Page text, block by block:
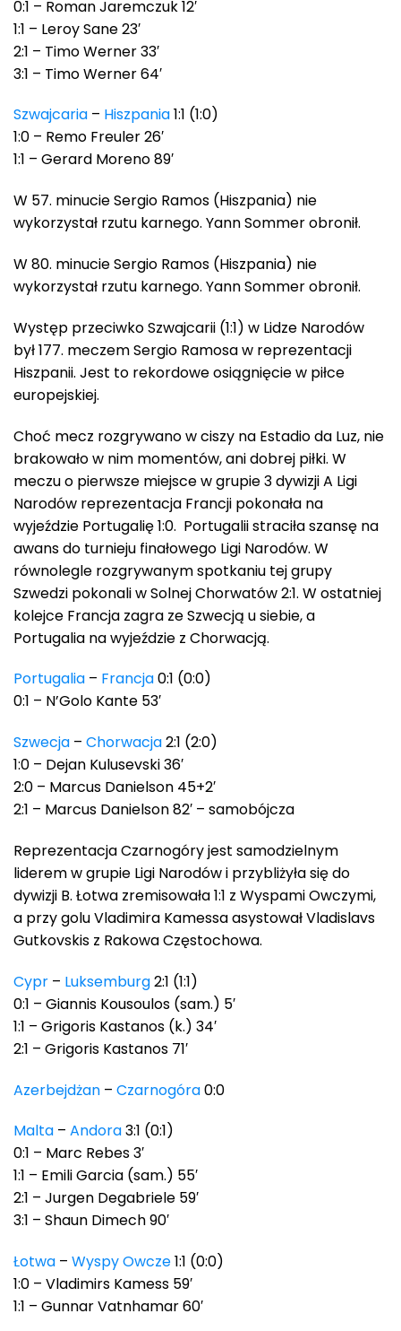
0:1 – Roman Jaremczuk 12′
1:1 – Leroy Sane 23′
2:1 – Timo Werner 33′
3:1 – Timo Werner 64′
Szwajcaria – Hiszpania1:1 (1:0)
1:0 – Remo Freuler 26′
1:1 – Gerard Moreno 89′
W 57. minucie Sergio Ramos (Hiszpania) nie
wykorzystał rzutu karnego. Yann Sommer obronił.
W 80. minucie Sergio Ramos (Hiszpania) nie
wykorzystał rzutu karnego. Yann Sommer obronił.
Występ przeciwko Szwajcarii (1:1) w Lidze Narodów
był 177. meczem Sergio Ramosa w reprezentacji
Hiszpanii. Jest to rekordowe osiągnięcie w piłce
europejskiej.
Choć mecz rozgrywano w ciszy na Estadio da Luz, nie
brakowało w nim momentów, ani dobrej piłki. W
meczu o pierwsze miejsce w grupie 3 dywizji A Ligi
Narodów reprezentacja Francji pokonała na
wyjeździe Portugalię 1:0. Portugalii straciła szansę na
awans do turnieju finałowego Ligi Narodów. W
równolegle rozgrywanym spotkaniu tej grupy
Szwedzi pokonali w Solnej Chorwatów 2:1. W ostatniej
kolejce Francja zagra ze Szwecją u siebie, a
Portugalia na wyjeździe z Chorwacją.
Portugalia – Francja0:1 (0:0)
0:1 – N’Golo Kante 53′
Szwecja – Chorwacja2:1 (2:0)
1:0 – Dejan Kulusevski 36′
2:0 – Marcus Danielson 45+2′
2:1 – Marcus Danielson 82′ – samobójcza
Reprezentacja Czarnogóry jest samodzielnym
liderem w grupie Ligi Narodów i przybliżyła się do
dywizji B. Łotwa zremisowała 1:1 z Wyspami Owczymi,
a przy golu Vladimira Kamessa asystował Vladislavs
Gutkovskis z Rakowa Częstochowa.
Cypr – Luksemburg2:1 (1:1)
0:1 – Giannis Kousoulos (sam.) 5′
1:1 – Grigoris Kastanos (k.) 34′
2:1 – Grigoris Kastanos 71′
Azerbejdżan – Czarnogóra0:0
Malta – Andora3:1 (0:1)
0:1 – Marc Rebes 3′
1:1 – Emili Garcia (sam.) 55′
2:1 – Jurgen Degabriele 59′
3:1 – Shaun Dimech 90′
Łotwa – Wyspy Owcze1:1 (0:0)
1:0 – Vladimirs Kamess 59′
1:1 – Gunnar Vatnhamar 60′